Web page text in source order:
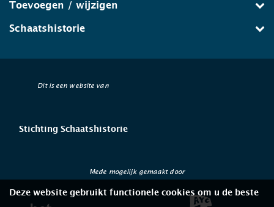
Toevoegen / wijzigen
Schaatshistorie
Dit is een website van
Stichting Schaatshistorie
Mede mogelijk gemaakt door
Deze website gebruikt functionele cookies om u de beste